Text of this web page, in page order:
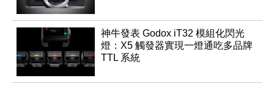
神牛發表 Godox iT32 模組化閃光
燈：X5 觸發器實現一燈通吃多品牌
TTL 系統